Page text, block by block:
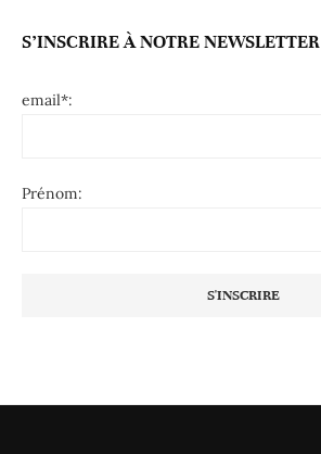
S’INSCRIRE À NOTRE NEWSLETTER
email*:
Prénom: